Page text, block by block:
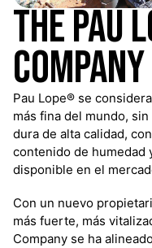
The Pau
Company
Pau Lope® se
más fina del mundo,
dura de alta calidad,
contenido de humedad
disponible en el
Con un nuevo
más fuerte, más
Company se ha